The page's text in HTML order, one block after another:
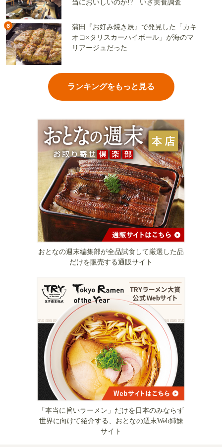
当においしいのか!? いざ実食調査
6
蒲田『お好み焼き辰』で発見した「カキ
オコ×タリスカーハイボール」が海のマ
リアージュだった
ランキングをもっと見る
おとなの週末編集部が全品試食して厳選した品
だけを販売する通販サイト
「本当に旨いラーメン」だけを日本のみならず
世界に向けて紹介する、おとなの週末Web姉妹
サイト